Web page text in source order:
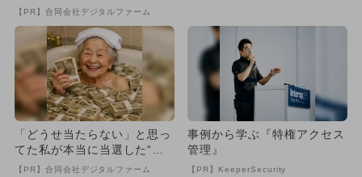
【PR】合同会社デジタルファーム
「どうせ当たらない」と思っ
てた私が本当に当選した“買
い方”がこれ
【PR】合同会社デジタルファーム
事例から学ぶ『特権アクセス
管理』
【PR】KeeperSecurity